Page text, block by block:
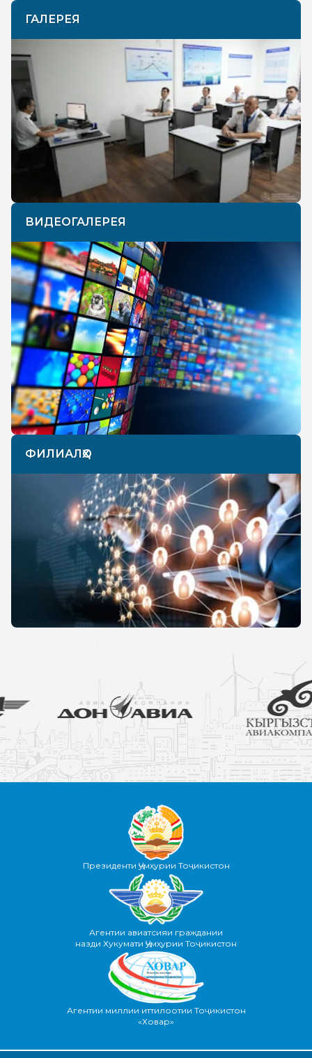
ГАЛЕРЕЯ
Previous Next
ВИДЕОГАЛЕРЕЯ
ФИЛИАЛҲО
Президенти Ҷумҳурии Тоҷикистон
Агентии авиатсияи граждании
назди Хукумати Ҷумҳурии Тоҷикистон
Агентии миллии иттилоотии Тоҷикистон
«Ховар»